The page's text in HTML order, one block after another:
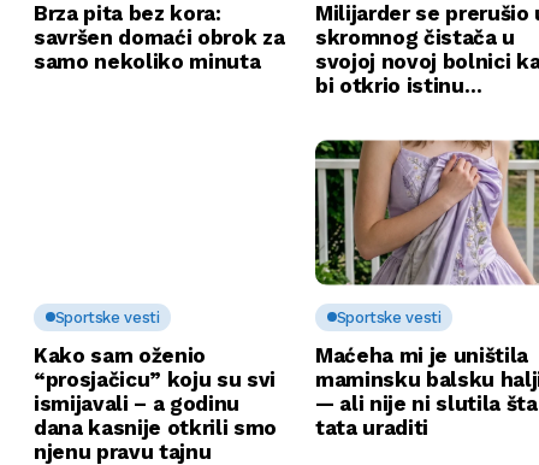
Brza pita bez kora:
savršen domaći obrok za
samo nekoliko minuta
Milijarder se prerušio
skromnog čistača u
svojoj novoj bolnici
bi otkrio istinu…
Sportske vesti
Kako sam oženio
“prosjačicu” koju su svi
ismijavali – a godinu
dana kasnije otkrili smo
njenu pravu tajnu
Sportske vesti
Maćeha mi je uništila
maminsku balsku
— ali nije ni slutila
tata uraditi